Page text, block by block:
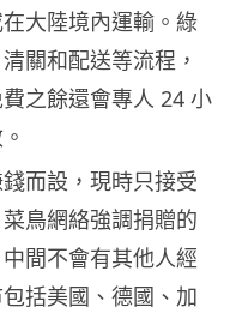
大陸境內運輸。綠
關和配送等流程，
之餘還會專人 24 小
而設，現時只接受
鳥網絡強調捐贈的
間不會有其他人經
括美國、德國、加